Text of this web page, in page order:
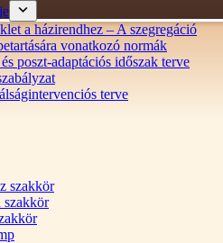
a házirendhez – A szegregáció
vonatkozó normák
poszt-adaptációs időszak terve
terve
szakkör
szakkör